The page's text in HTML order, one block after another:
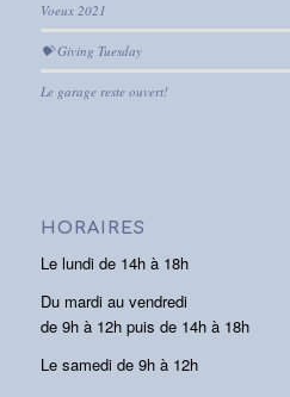
Voeux 2021
💝 Giving Tuesday
Le garage reste ouvert!
HORAIRES
Le lundi de 14h à 18h
Du mardi au vendredi
de 9h à 12h puis de 14h à 18h
Le samedi de 9h à 12h